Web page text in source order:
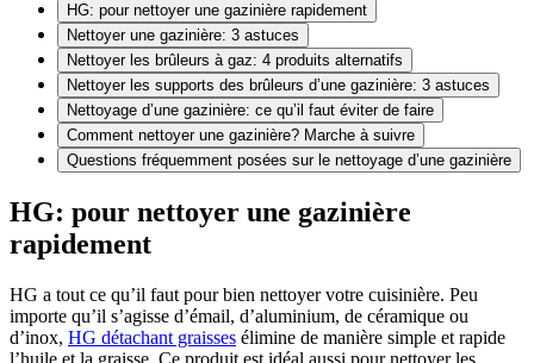
HG: pour nettoyer une gazinière rapidement
Nettoyer une gazinière: 3 astuces
Nettoyer les brûleurs à gaz: 4 produits alternatifs
Nettoyer les supports des brûleurs d’une gazinière: 3 astuces
Nettoyage d’une gazinière: ce qu’il faut éviter de faire
Comment nettoyer une gazinière? Marche à suivre
Questions fréquemment posées sur le nettoyage d’une gazinière
HG: pour nettoyer une gazinière
rapidement
HG a tout ce qu’il faut pour bien nettoyer votre cuisinière. Peu
importe qu’il s’agisse d’émail, d’aluminium, de céramique ou
d’inox, HG détachant graisses élimine de manière simple et rapide